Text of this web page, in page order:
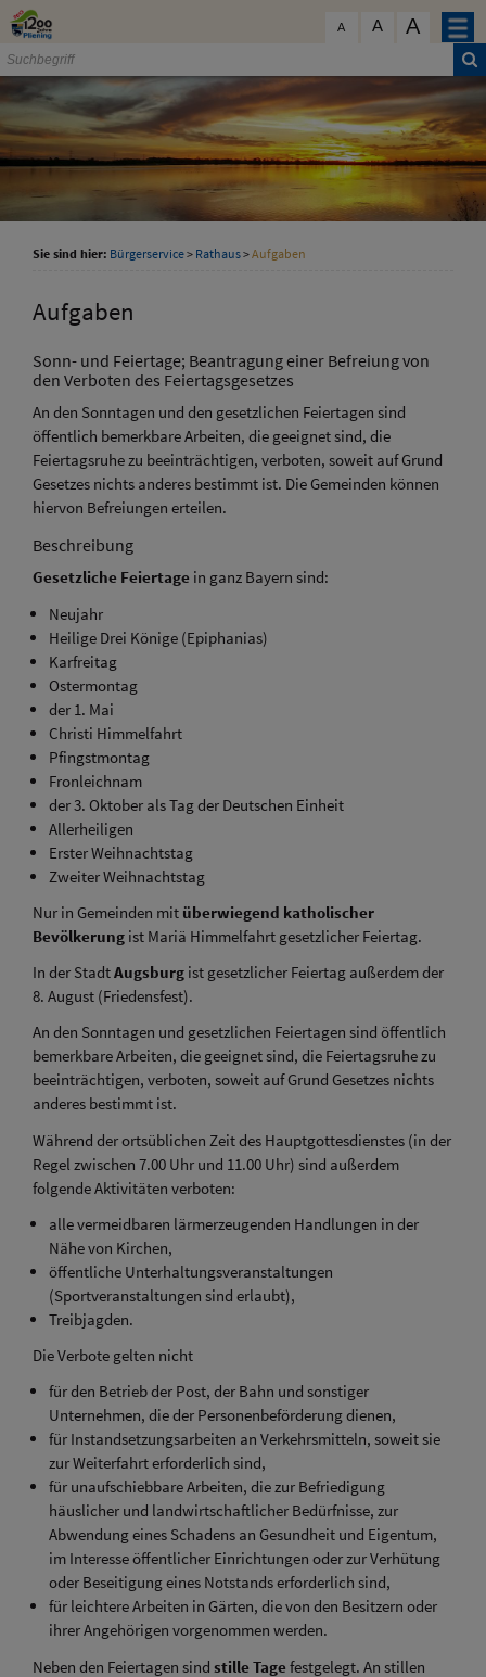
Zum Inhalt
A A A
Sie sind hier: Bürgerservice> Rathaus>Aufgaben
Aufgaben
Sonn- und Feiertage; Beantragung einer Befreiung von
den Verboten des Feiertagsgesetzes
An den Sonntagen und den gesetzlichen Feiertagen sind
öffentlich bemerkbare Arbeiten, die geeignet sind, die
Feiertagsruhe zu beeinträchtigen, verboten, soweit auf Grund
Gesetzes nichts anderes bestimmt ist. Die Gemeinden können
hiervon Befreiungen erteilen.
Beschreibung
Gesetzliche Feiertage in ganz Bayern sind:
Neujahr
Heilige Drei Könige (Epiphanias)
Karfreitag
Ostermontag
der 1. Mai
Christi Himmelfahrt
Pfingstmontag
Fronleichnam
der 3. Oktober als Tag der Deutschen Einheit
Allerheiligen
Erster Weihnachtstag
Zweiter Weihnachtstag
Nur in Gemeinden mit überwiegend katholischer
Bevölkerung ist Mariä Himmelfahrt gesetzlicher Feiertag.
In der StadtAugsburg ist gesetzlicher Feiertag außerdem der
8. August (Friedensfest).
An den Sonntagen und gesetzlichen Feiertagen sind öffentlich
bemerkbare Arbeiten, die geeignet sind, die Feiertagsruhe zu
beeinträchtigen, verboten, soweit auf Grund Gesetzes nichts
anderes bestimmt ist.
Während der ortsüblichen Zeit des Hauptgottesdienstes (in der
Regel zwischen 7.00 Uhr und 11.00 Uhr) sind außerdem
folgende Aktivitäten verboten:
alle vermeidbaren lärmerzeugenden Handlungen in der
Nähe von Kirchen,
öffentliche Unterhaltungsveranstaltungen
(Sportveranstaltungen sind erlaubt),
Treibjagden.
Die Verbote gelten nicht
für den Betrieb der Post, der Bahn und sonstiger
Unternehmen, die der Personenbeförderung dienen,
für Instandsetzungsarbeiten an Verkehrsmitteln, soweit sie
zur Weiterfahrt erforderlich sind,
für unaufschiebbare Arbeiten, die zur Befriedigung
häuslicher und landwirtschaftlicher Bedürfnisse, zur
Abwendung eines Schadens an Gesundheit und Eigentum,
im Interesse öffentlicher Einrichtungen oder zur Verhütung
oder Beseitigung eines Notstands erforderlich sind,
für leichtere Arbeiten in Gärten, die von den Besitzern oder
ihrer Angehörigen vorgenommen werden.
Neben den Feiertagen sind stille Tage festgelegt. An stillen
schließen